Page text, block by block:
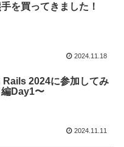
を買ってきました！
2024.11.18
Rails 2024に参加してみ
Day1〜
2024.11.11